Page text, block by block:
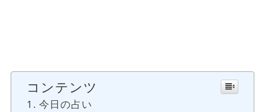
コンテンツ
今日の占い